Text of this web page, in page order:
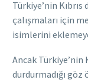
Türkiye’nin Kıbrıs
çalışmaları için
isimlerini
Ancak Türkiye’nin
durdurmadığı